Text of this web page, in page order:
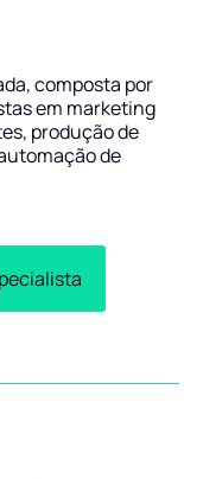
composta por
em marketing
produção de
de